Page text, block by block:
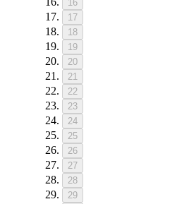
16
17
18
19
20
21
22
23
24
25
26
27
28
29